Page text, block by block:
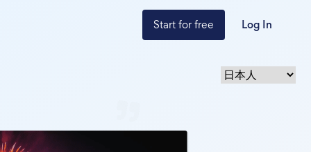
Start for free Log In